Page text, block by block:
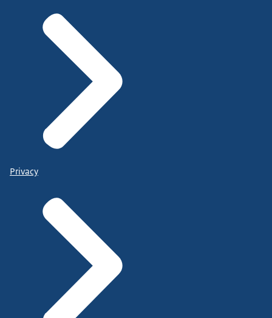
Privacy